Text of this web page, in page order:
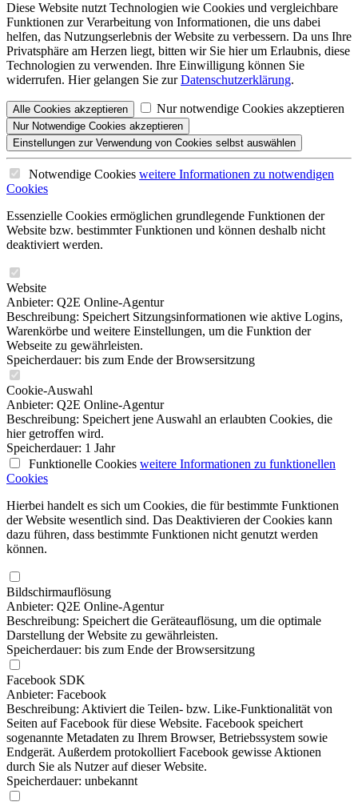
Diese Website nutzt Technologien wie Cookies und vergleichbare
Funktionen zur Verarbeitung von Informationen, die uns dabei
helfen, das Nutzungserlebnis der Website zu verbessern. Da uns Ihre
Privatsphäre am Herzen liegt, bitten wir Sie hier um Erlaubnis, diese
Technologien zu verwenden. Ihre Einwilligung können Sie
widerrufen. Hier gelangen Sie zurDatenschutzerklärung.
Alle Cookies akzeptieren Nur notwendige Cookies akzeptieren
Nur Notwendige Cookies akzeptieren
Einstellungen zur Verwendung von Cookies selbst auswählen
Notwendige Cookies weitere Informationen zu notwendigen
Cookies
Essenzielle Cookies ermöglichen grundlegende Funktionen der
Website bzw. bestimmter Funktionen und können deshalb nicht
deaktiviert werden.
Website
Anbieter: Q2E Online-Agentur
Beschreibung: Speichert Sitzungsinformationen wie aktive Logins,
Warenkörbe und weitere Einstellungen, um die Funktion der
Webseite zu gewährleisten.
Speicherdauer: bis zum Ende der Browsersitzung
Cookie-Auswahl
Anbieter: Q2E Online-Agentur
Beschreibung: Speichert jene Auswahl an erlaubten Cookies, die
hier getroffen wird.
Speicherdauer: 1 Jahr
Funktionelle Cookies weitere Informationen zu funktionellen
Cookies
Hierbei handelt es sich um Cookies, die für bestimmte Funktionen
der Website wesentlich sind. Das Deaktivieren der Cookies kann
dazu führen, dass bestimmte Funktionen nicht genutzt werden
können.
Bildschirmauflösung
Anbieter: Q2E Online-Agentur
Beschreibung: Speichert die Geräteauflösung, um die optimale
Darstellung der Website zu gewährleisten.
Speicherdauer: bis zum Ende der Browsersitzung
Facebook SDK
Anbieter: Facebook
Beschreibung: Aktiviert die Teilen- bzw. Like-Funktionalität von
Seiten auf Facebook für diese Website. Facebook speichert
sogenannte Metadaten zu Ihrem Browser, Betriebssystem sowie
Endgerät. Außerdem protokolliert Facebook gewisse Aktionen
durch Sie als Nutzer auf dieser Website.
Speicherdauer: unbekannt